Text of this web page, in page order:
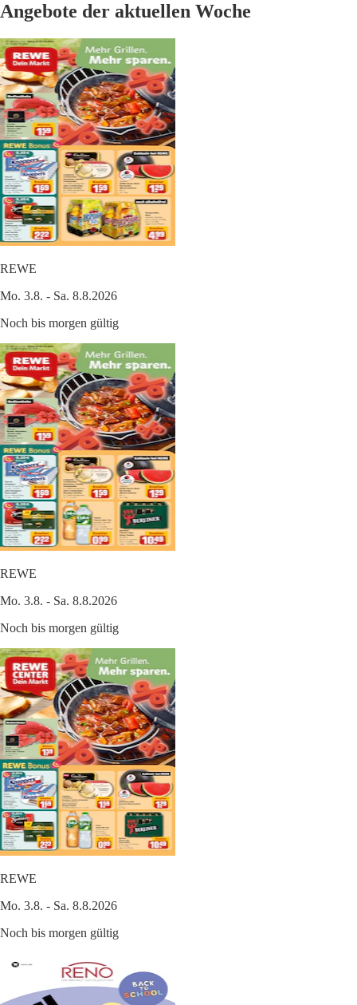
Angebote der aktuellen Woche
REWE
Mo. 3.8. - Sa. 8.8.2026
Noch bis morgen gültig
REWE
Mo. 3.8. - Sa. 8.8.2026
Noch bis morgen gültig
REWE
Mo. 3.8. - Sa. 8.8.2026
Noch bis morgen gültig